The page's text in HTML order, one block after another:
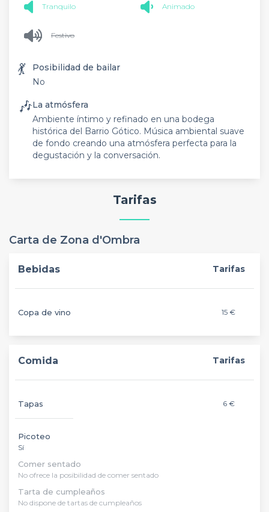
Tranquilo Animado
Festivo
💃
Posibilidad de bailar
No
🎶La atmósfera
Ambiente íntimo y refinado en una bodega
histórica del Barrio Gótico. Música ambiental suave
de fondo creando una atmósfera perfecta para la
degustación y la conversación.
Tarifas
Carta de Zona d'Ombra
Bebidas Tarifas
Copa de vino 15 €
Comida Tarifas
Tapas 6 €
Picoteo
Sí
Comer sentado
No ofrece la posibilidad de comer sentado
Tarta de cumpleaños
No dispone de tartas de cumpleaños